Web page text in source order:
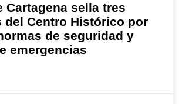
Cartagena sella tres
del Centro Histórico por
de seguridad y
emergencias